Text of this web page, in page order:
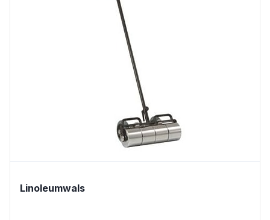
Linoleumwals